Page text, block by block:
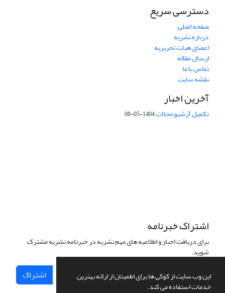
این وب سایت از کوکی ها برای اطمینان از ارائه بهترین
خدمات استفاده می کند.
دسترسی سریع
صفحه اصلی
درباره نشریه
اعضای هیات تحریریه
ارسال مقاله
تماس با ما
نقشه سایت
آخرین اخبار
تکمیل آرشیو مجلات1404-05-08
اشتراک خبرنامه
برای دریافت اخبار و اطلاعیه های مهم نشریه در خبرنامه نشریه مشترک
شوید.
اشتراک